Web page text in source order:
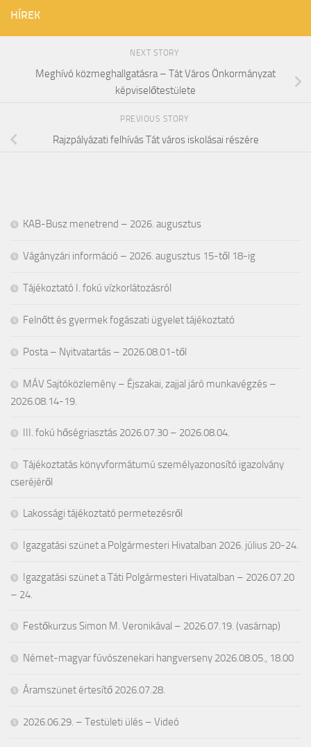
HÍREK
NEXT STORY
Meghívó közmeghallgatásra – Tát Város Önkormányzat
képviselőtestülete
PREVIOUS STORY
Rajzpályázati felhívás Tát város iskolásai részére
KAB-Busz menetrend – 2026. augusztus
Vágányzári információ – 2026. augusztus 15-től 18-ig
Tájékoztató I. fokú vízkorlátozásról
Felnőtt és gyermek fogászati ügyelet tájékoztató
Posta – Nyitvatartás – 2026.08.01-től
MÁV Sajtóközlemény – Éjszakai, zajjal járó munkavégzés –
2026.08.14-19.
III. fokú hőségriasztás 2026.07.30 – 2026.08.04.
Tájékoztatás könyvformátumú személyazonosító igazolvány
cseréjéről
Lakossági tájékoztató permetezésről
Igazgatási szünet a Polgármesteri Hivatalban 2026. július 20-24.
Igazgatási szünet a Táti Polgármesteri Hivatalban – 2026.07.20
– 24.
Festőkurzus Simon M. Veronikával – 2026.07.19. (vasárnap)
Német-magyar fúvószenekari hangverseny 2026.08.05., 18.00
Áramszünet értesítő 2026.07.28.
2026.06.29. – Testületi ülés – Videó